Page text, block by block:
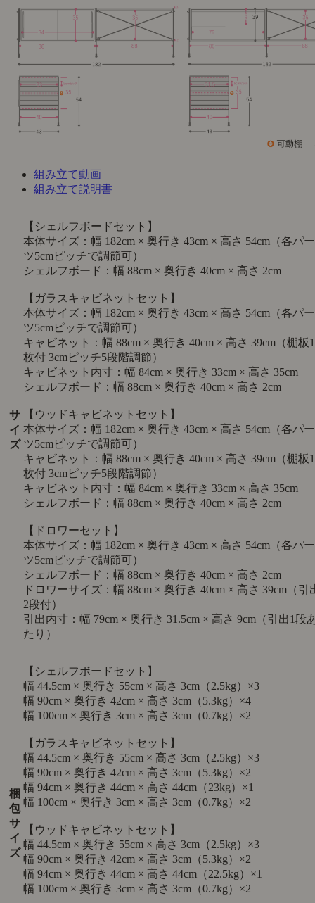
組み立て動画
組み立て説明書
サ
イ
ズ
【シェルフボードセット】
本体サイズ：幅 182cm × 奥行き 43cm × 高さ 54cm（各パー
ツ5cmピッチで調節可）
シェルフボード：幅 88cm × 奥行き 40cm × 高さ 2cm
【ガラスキャビネットセット】
本体サイズ：幅 182cm × 奥行き 43cm × 高さ 54cm（各パー
ツ5cmピッチで調節可）
キャビネット：幅 88cm × 奥行き 40cm × 高さ 39cm（棚板1
枚付 3cmピッチ5段階調節）
キャビネット内寸：幅 84cm × 奥行き 33cm × 高さ 35cm
シェルフボード：幅 88cm × 奥行き 40cm × 高さ 2cm
【ウッドキャビネットセット】
本体サイズ：幅 182cm × 奥行き 43cm × 高さ 54cm（各パー
ツ5cmピッチで調節可）
キャビネット：幅 88cm × 奥行き 40cm × 高さ 39cm（棚板1
枚付 3cmピッチ5段階調節）
キャビネット内寸：幅 84cm × 奥行き 33cm × 高さ 35cm
シェルフボード：幅 88cm × 奥行き 40cm × 高さ 2cm
【ドロワーセット】
本体サイズ：幅 182cm × 奥行き 43cm × 高さ 54cm（各パー
ツ5cmピッチで調節可）
シェルフボード：幅 88cm × 奥行き 40cm × 高さ 2cm
ドロワーサイズ：幅 88cm × 奥行き 40cm × 高さ 39cm（引
2段付）
引出内寸：幅 79cm × 奥行き 31.5cm × 高さ 9cm（引出1段
たり）
梱
包
サ
イ
ズ
【シェルフボードセット】
幅 44.5cm × 奥行き 55cm × 高さ 3cm（2.5kg）×3
幅 90cm × 奥行き 42cm × 高さ 3cm（5.3kg）×4
幅 100cm × 奥行き 3cm × 高さ 3cm（0.7kg）×2
【ガラスキャビネットセット】
幅 44.5cm × 奥行き 55cm × 高さ 3cm（2.5kg）×3
幅 90cm × 奥行き 42cm × 高さ 3cm（5.3kg）×2
幅 94cm × 奥行き 44cm × 高さ 44cm（23kg）×1
幅 100cm × 奥行き 3cm × 高さ 3cm（0.7kg）×2
【ウッドキャビネットセット】
幅 44.5cm × 奥行き 55cm × 高さ 3cm（2.5kg）×3
幅 90cm × 奥行き 42cm × 高さ 3cm（5.3kg）×2
幅 94cm × 奥行き 44cm × 高さ 44cm（22.5kg）×1
幅 100cm × 奥行き 3cm × 高さ 3cm（0.7kg）×2